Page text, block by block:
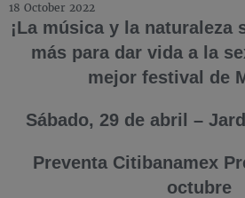
18 October 2022
¡La música y la naturaleza
más para dar vida a la
mejor festival de
Sábado, 29 de abril –
Preventa Citibanamex
octubre